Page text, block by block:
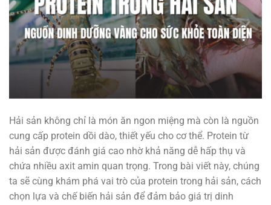
Hải sản không chỉ là món ăn ngon miệng mà còn là nguồn
cung cấp protein dồi dào, thiết yếu cho cơ thể. Protein từ
hải sản được đánh giá cao nhờ khả năng dễ hấp thụ và
chứa nhiều axit amin quan trọng. Trong bài viết này, chúng
ta sẽ cùng khám phá vai trò của protein trong hải sản, cách
chọn lựa và chế biến hải sản để đảm bảo giá trị dinh